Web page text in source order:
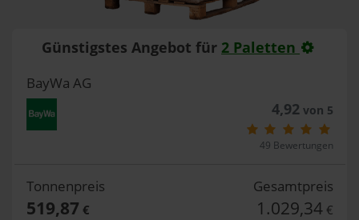
Günstigstes Angebot für 2 Paletten
BayWa AG
4,92von 5
49 Bewertungen
Tonnenpreis
519,87 €
Gesamtpreis
1.029,34 €